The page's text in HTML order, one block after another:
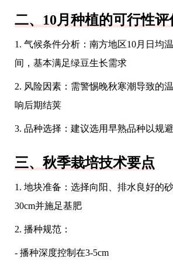
二、10月种植的可行性评
1. 气候条件分析：南方地区10月日均
间，基本满足绿豆生长需求
2. 风险因素：需警惕晚秋寒潮导致的
响后期结荚
3. 品种选择：建议选用早熟品种以规
三、秋季栽培技术要点
1. 地块准备：选择向阳、排水良好的
30cm并施足基肥
2. 播种规范：
- 播种深度控制在3-5cm